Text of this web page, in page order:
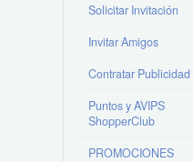
Solicitar Invitación
Invitar Amigos
Contratar Publicidad
Puntos y AVIPS
ShopperClub
PROMOCIONES